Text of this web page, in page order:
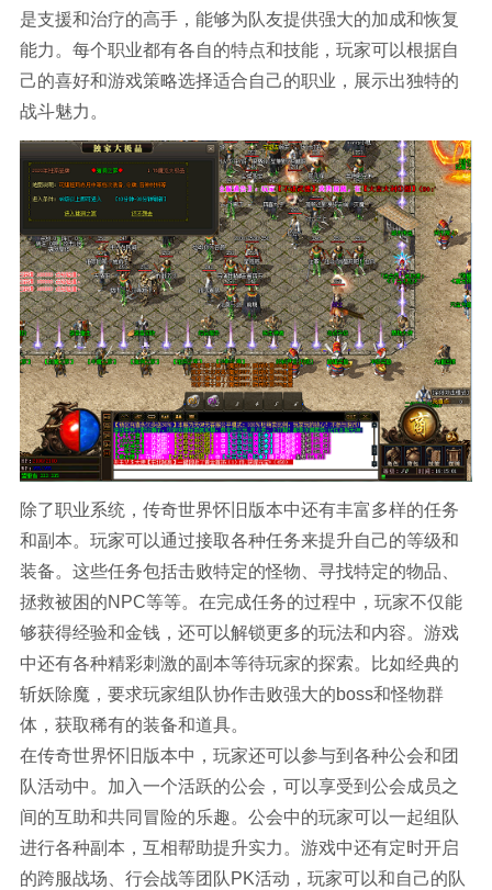
是支援和治疗的高手，能够为队友提供强大的加成和恢复
能力。每个职业都有各自的特点和技能，玩家可以根据自
己的喜好和游戏策略选择适合自己的职业，展示出独特的
战斗魅力。
除了职业系统，传奇世界怀旧版本中还有丰富多样的任务
和副本。玩家可以通过接取各种任务来提升自己的等级和
装备。这些任务包括击败特定的怪物、寻找特定的物品、
拯救被困的NPC等等。在完成任务的过程中，玩家不仅能
够获得经验和金钱，还可以解锁更多的玩法和内容。游戏
中还有各种精彩刺激的副本等待玩家的探索。比如经典的
斩妖除魔，要求玩家组队协作击败强大的boss和怪物群
体，获取稀有的装备和道具。
在传奇世界怀旧版本中，玩家还可以参与到各种公会和团
队活动中。加入一个活跃的公会，可以享受到公会成员之
间的互助和共同冒险的乐趣。公会中的玩家可以一起组队
进行各种副本，互相帮助提升实力。游戏中还有定时开启
的跨服战场、行会战等团队PK活动，玩家可以和自己的队